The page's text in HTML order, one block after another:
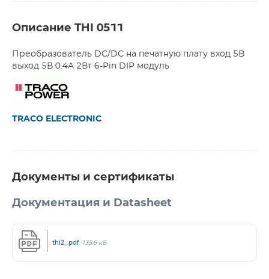
Описание THI 0511
Преобразователь DC/DC на печатную плату вход 5В
выход 5В 0.4A 2Вт 6-Pin DIP модуль
TRACO ELECTRONIC
Документы и сертификаты
Документация и Datasheet
thi2_.pdf 135,6 кБ